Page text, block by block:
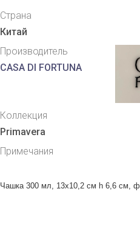
Страна
Китай
Производитель
CASA DI FORTUNA
Коллекция
Primavera
Примечания
Чашка 300 мл, 13x10,2 см h 6,6 см,